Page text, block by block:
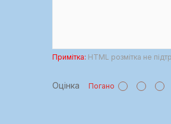
Примітка: HTML розмітка не
Оцінка Погано